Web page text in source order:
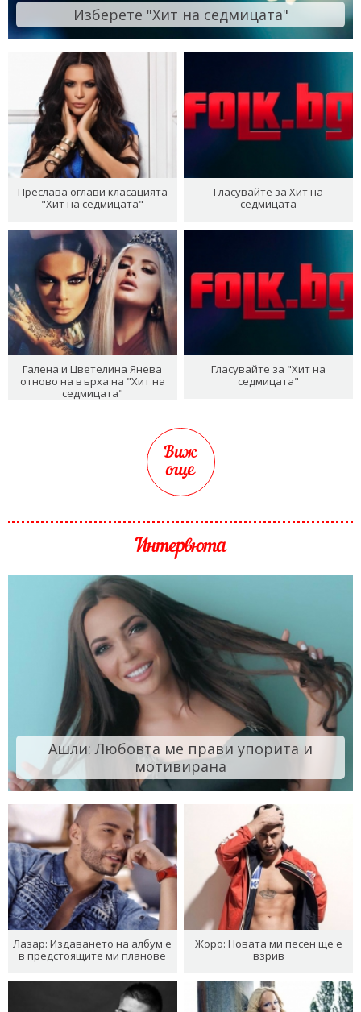
Изберете "Хит на седмицата"
Преслава оглави класацията
"Хит на седмицата"
Гласувайте за Хит на
седмицата
Галена и Цветелина Янева
отново на върха на "Хит на
седмицата"
Гласувайте за "Хит на
седмицата"
Виж
още
Интервюта
Ашли: Любовта ме прави упорита и
мотивирана
Лазар: Издаването на албум е
в предстоящите ми планове
Жоро: Новата ми песен ще е
взрив